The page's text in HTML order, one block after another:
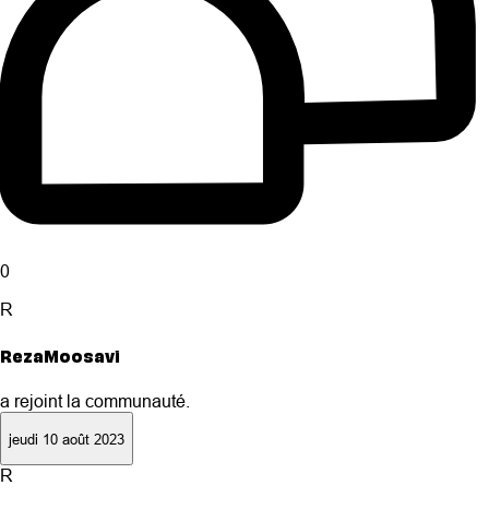
0
R
RezaMoosavi
a rejoint la communauté.
jeudi 10 août 2023
R